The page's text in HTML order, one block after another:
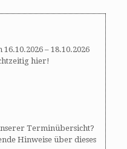
– 18.10.2026
hier!
Terminübersicht?
Hinweise über dieses